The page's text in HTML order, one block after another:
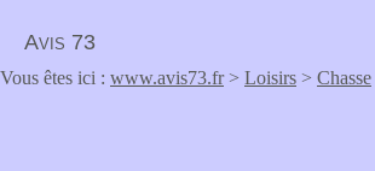
Avis 73
Vous êtes ici : www.avis73.fr> Loisirs > Chasse